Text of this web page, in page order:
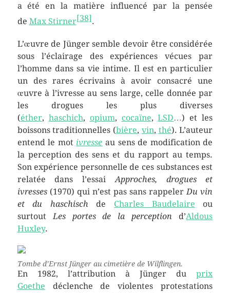
a été en la matière influencé par la pensée
de Max Stirner[38].
L’œuvre de Jünger semble devoir être considérée
sous l’éclairage des expériences vécues par
l’homme dans sa vie intime. Il est en particulier
un des rares écrivains à avoir consacré une
œuvre à l’ivresse au sens large, celle donnée par
les drogues les plus diverses
(éther, haschich, opium, cocaïne,LSD…) et les
boissons traditionnelles (bière, vin, thé). L’auteur
entend le mot ivresse au sens de modification de
la perception des sens et du rapport au temps.
Son expérience personnelle de ces substances est
relatée dans l’essaiApproches, drogues et
ivresses(1970) qui n’est pas sans rappelerDu vin
et du haschisch de Charles Baudelaire ou
surtoutLes portes de la perception d’Aldous
Huxley.
Tombe d’Ernst Jünger au cimetière de Wilflingen.
En 1982, l’attribution à Jünger duprix
Goethe déclenche de violentes protestations